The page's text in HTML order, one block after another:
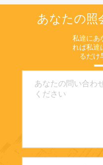
あなたの照
私達にあ
れば私達
るだけ